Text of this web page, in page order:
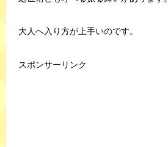
大人へ入り方が上手いのです。
スポンサーリンク